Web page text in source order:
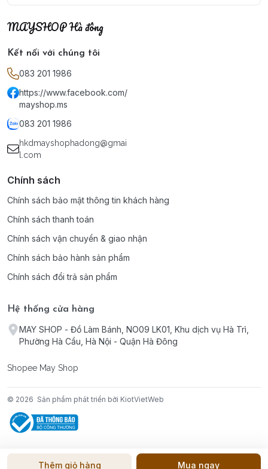
Thêm giỏ hàng Mua ngay
MAYSHOP Hà đông
Kết nối với chúng tôi
083 201 1986
https://www.facebook.com/
mayshop.ms
083 201 1986
hkdmayshophadong@gmai
l.com
Chính sách
Chính sách bảo mật thông tin khách hàng
Chính sách thanh toán
Chính sách vận chuyển & giao nhận
Chính sách bảo hành sản phẩm
Chính sách đổi trả sản phẩm
Hệ thống cửa hàng
MAY SHOP - Đồ Làm Bánh, NO09 LK01, Khu dịch vụ Hà Trì,
Phường Hà Cầu, Hà Nội - Quận Hà Đông
Shopee May Shop
© 2026 Sản phẩm phát triển bởi KiotVietWeb